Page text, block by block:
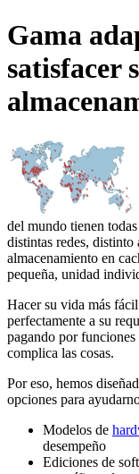
Gama
satisfacer
del mundo tienen
distintas redes, distinto
almacenamiento en
pequeña, unidad
Hacer su vida más
perfectamente a su
pagando por
complica las cosas.
Por eso, hemos
opciones para
Modelos de
desempeño
Ediciones de